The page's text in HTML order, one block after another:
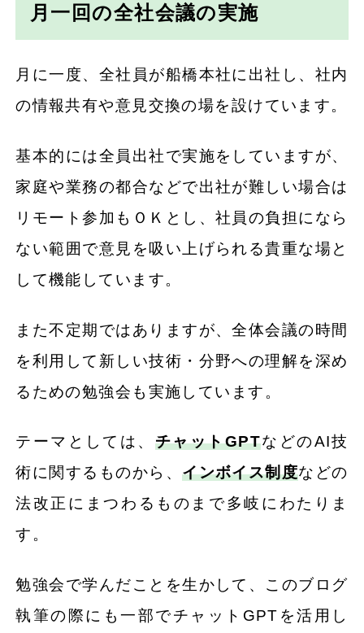
月一回の全社会議の実施
月に一度、全社員が船橋本社に出社し、社内
の情報共有や意見交換の場を設けています。
基本的には全員出社で実施をしていますが、
家庭や業務の都合などで出社が難しい場合は
リモート参加もＯＫとし、社員の負担になら
ない範囲で意見を吸い上げられる貴重な場と
して機能しています。
また不定期ではありますが、全体会議の時間
を利用して新しい技術・分野への理解を深め
るための勉強会も実施しています。
テーマとしては、 チャットGPTなどのAI技
術に関するものから、インボイス制度などの
法改正にまつわるものまで多岐にわたりま
す。
勉強会で学んだことを生かして、このブログ
執筆の際にも一部でチャットGPTを活用し